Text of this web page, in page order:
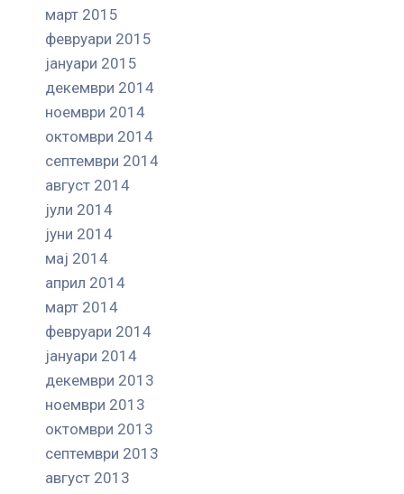
март 2015
февруари 2015
јануари 2015
декември 2014
ноември 2014
октомври 2014
септември 2014
август 2014
јули 2014
јуни 2014
мај 2014
април 2014
март 2014
февруари 2014
јануари 2014
декември 2013
ноември 2013
октомври 2013
септември 2013
август 2013